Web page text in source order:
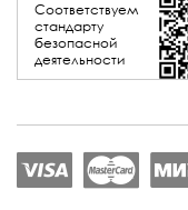
Соответствуем
стандарту
безопасной
деятельности